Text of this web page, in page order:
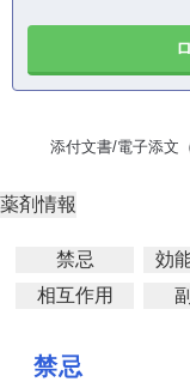
添付文書/電子添文
薬剤情報
禁忌 効
相互作用
禁忌